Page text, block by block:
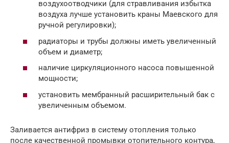
воздухоотводчики (для стравливания избытка
воздуха лучше установить краны Маевского для
ручной регулировки);
радиаторы и трубы должны иметь увеличенный
объем и диаметр;
наличие циркуляционного насоса повышенной
мощности;
установить мембранный расширительный бак с
увеличенным объемом.
Заливается антифриз в систему отопления только
после качественной промывки отопительного контура,